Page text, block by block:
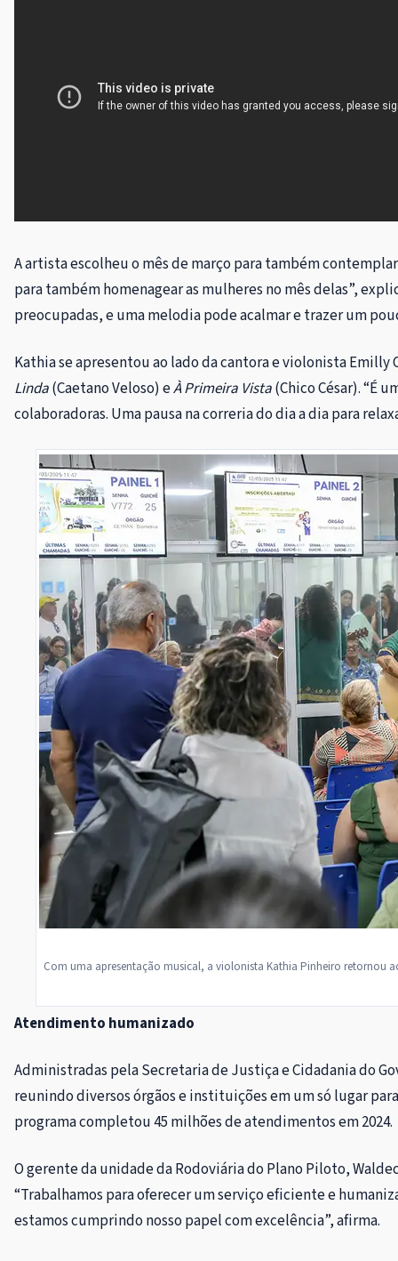
A artista escolheu o mês de março para também
para também homenagear as mulheres no mês delas”,
preocupadas, e uma melodia pode acalmar e trazer um
Kathia se apresentou ao lado da cantora e violonista
Linda(Caetano Veloso) eÀ Primeira Vista(Chico César). “É
colaboradoras. Uma pausa na correria do dia a dia para
Com uma apresentação musical, a violonista Kathia Pinheiro retornou
Atendimento humanizado
Administradas pela Secretaria de Justiça e Cidadania do
reunindo diversos órgãos e instituições em um só lugar
programa completou 45 milhões de atendimentos em 2024.
O gerente da unidade da Rodoviária do Plano Piloto,
“Trabalhamos para oferecer um serviço eficiente e
estamos cumprindo nosso papel com excelência”, afirma.